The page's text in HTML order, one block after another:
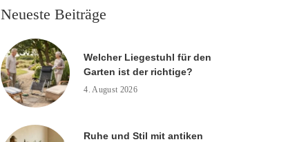
Neueste Beiträge
Welcher Liegestuhl für den
Garten ist der richtige?
4. August 2026
Ruhe und Stil mit antiken